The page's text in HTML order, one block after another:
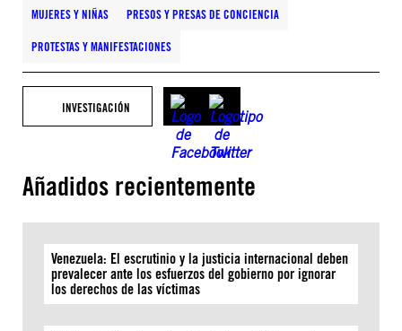
MUJERES Y NIÑAS PRESOS Y PRESAS DE CONCIENCIA
PROTESTAS Y MANIFESTACIONES
INVESTIGACIÓN
Añadidos recientemente
Venezuela: El escrutinio y la justicia internacional deben
prevalecer ante los esfuerzos del gobierno por ignorar
los derechos de las víctimas